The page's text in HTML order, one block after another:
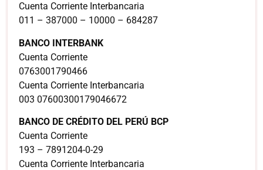
Cuenta Corriente Interbancaria
011 – 387000 – 10000 – 684287
BANCO INTERBANK
Cuenta Corriente
0763001790466
Cuenta Corriente Interbancaria
003 07600300179046672
BANCO DE CRÉDITO DEL PERÚ BCP
Cuenta Corriente
193 – 7891204-0-29
Cuenta Corriente Interbancaria